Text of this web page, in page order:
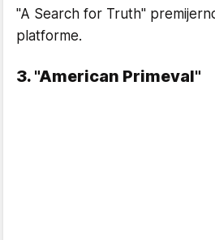
"A Search for Truth"
platforme.
3. "American Primeval"